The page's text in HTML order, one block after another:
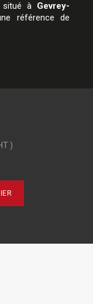
situé à Gevrey-
référence de
)